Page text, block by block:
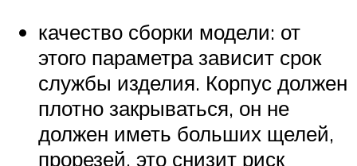
качество сборки модели: от
этого параметра зависит срок
службы изделия. Корпус должен
плотно закрываться, он не
должен иметь больших щелей,
прорезей, это снизит риск